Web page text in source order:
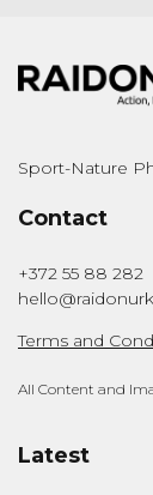
Sport-Nature
Contact
+372 55 88 282
Terms and
All Content and
Latest